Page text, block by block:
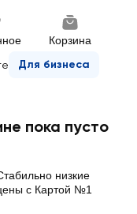
Корзина
Для бизнеса
пока пусто
низкие
с Картой №1